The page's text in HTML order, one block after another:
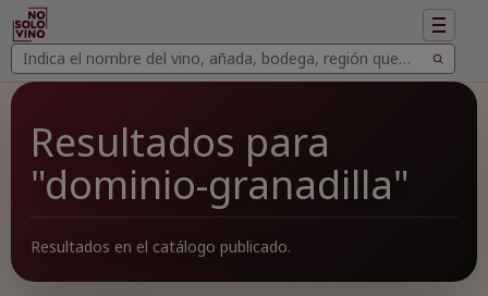
Buscar
vinos
Buscar
Mostrar
Resultados para
"dominio-granadilla"
Resultados en el catálogo publicado.